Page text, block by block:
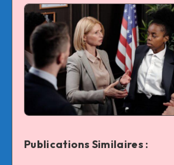
Publications Similaires :